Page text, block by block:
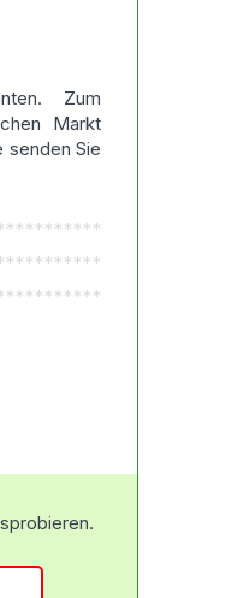
Zum
Markt
senden Sie